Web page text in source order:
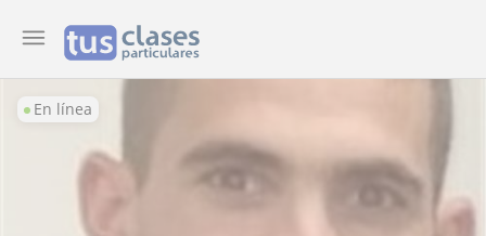
En línea